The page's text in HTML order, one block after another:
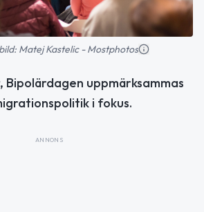
Matej Kastelic - Mostphotos
Bipolärdagen uppmärksammas
i fokus.
ANNONS